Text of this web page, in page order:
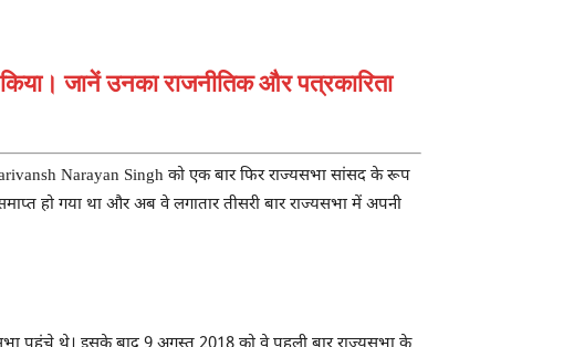
किया। जानें उनका राजनीतिक और पत्रकारिता
Narayan Singh को एक बार फिर राज्यसभा सांसद के रूप
हो गया था और अब वे लगातार तीसरी बार राज्यसभा में अपनी